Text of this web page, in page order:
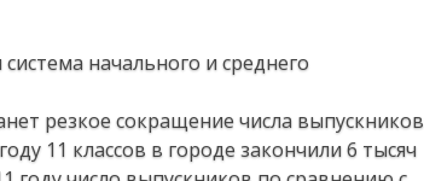
начального и среднего
резкое сокращение числа выпускников
11 классов в городе закончили 6 тысяч